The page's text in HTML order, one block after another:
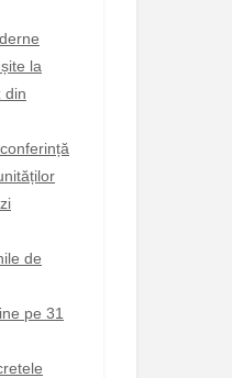
la
din
de
pe 31